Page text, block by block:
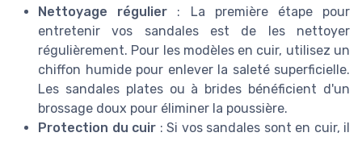
Nettoyage régulier : La première étape pour
entretenir vos sandales est de les nettoyer
régulièrement. Pour les modèles en cuir, utilisez un
chiffon humide pour enlever la saleté superficielle.
Les sandales plates ou à brides bénéficient d'un
brossage doux pour éliminer la poussière.
Protection du cuir : Si vos sandales sont en cuir, il